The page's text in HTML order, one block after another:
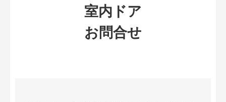
室内ドア
お問合せ